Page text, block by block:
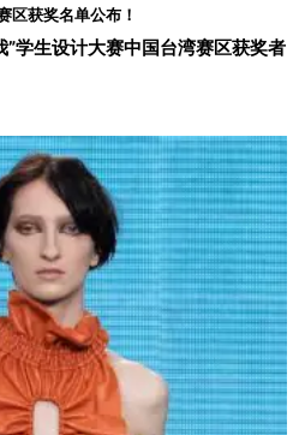
区获奖名单公布！
”学生设计大赛中国台湾赛区获奖者